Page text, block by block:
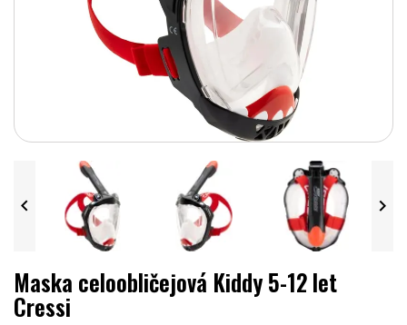
 
Maska celoobličejová Kiddy 5-12 let
Cressi